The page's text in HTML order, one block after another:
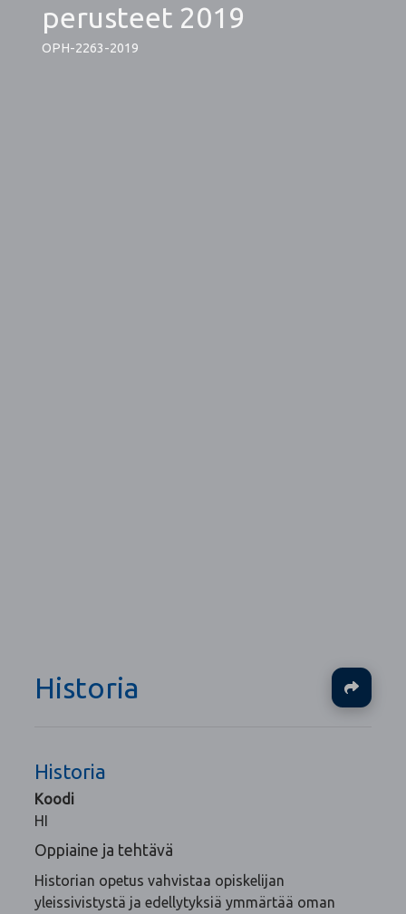
perusteet 2019
OPH-2263-2019
Historia
Historia
Koodi
HI
Oppiaine ja tehtävä
Historian opetus vahvistaa opiskelijan
yleissivistystä ja edellytyksiä ymmärtää oman